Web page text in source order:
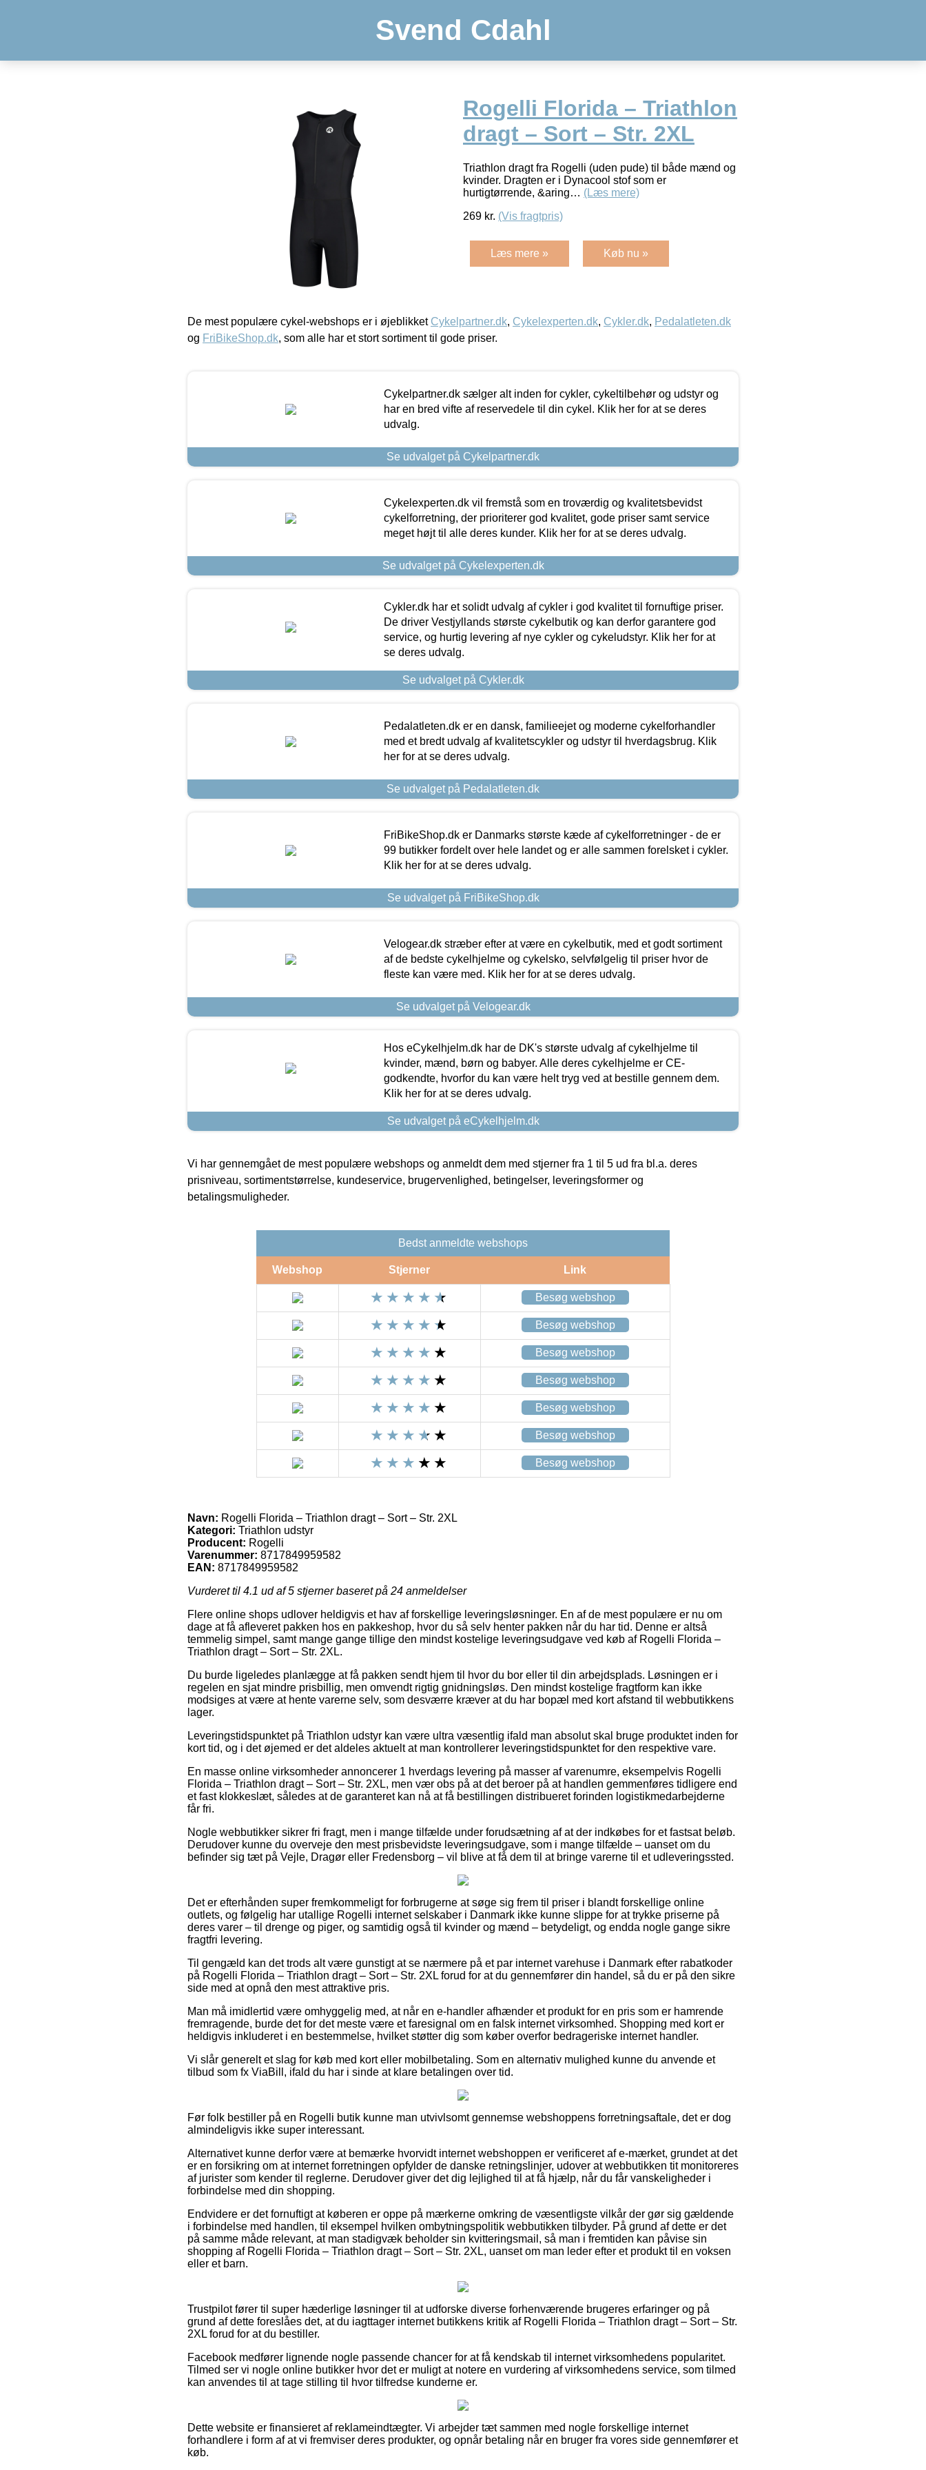
Svend Cdahl
Rogelli Florida – Triathlon
dragt – Sort – Str. 2XL
Triathlon dragt fra Rogelli (uden pude) til både mænd og
kvinder. Dragten er i Dynacool stof som er
hurtigtørrende, &aring… (Læs mere)
269 kr. (Vis fragtpris)
Læs mere » Køb nu »
De mest populære cykel-webshops er i øjeblikket Cykelpartner.dk, Cykelexperten.dk, Cykler.dk, Pedalatleten.dk
og FriBikeShop.dk, som alle har et stort sortiment til gode priser.
Cykelpartner.dk sælger alt inden for cykler, cykeltilbehør og udstyr og
har en bred vifte af reservedele til din cykel. Klik her for at se deres
udvalg.
Se udvalget på Cykelpartner.dk
Cykelexperten.dk vil fremstå som en troværdig og kvalitetsbevidst
cykelforretning, der prioriterer god kvalitet, gode priser samt service
meget højt til alle deres kunder. Klik her for at se deres udvalg.
Se udvalget på Cykelexperten.dk
Cykler.dk har et solidt udvalg af cykler i god kvalitet til fornuftige priser.
De driver Vestjyllands største cykelbutik og kan derfor garantere god
service, og hurtig levering af nye cykler og cykeludstyr. Klik her for at
se deres udvalg.
Se udvalget på Cykler.dk
Pedalatleten.dk er en dansk, familieejet og moderne cykelforhandler
med et bredt udvalg af kvalitetscykler og udstyr til hverdagsbrug. Klik
her for at se deres udvalg.
Se udvalget på Pedalatleten.dk
FriBikeShop.dk er Danmarks største kæde af cykelforretninger - de er
99 butikker fordelt over hele landet og er alle sammen forelsket i cykler.
Klik her for at se deres udvalg.
Se udvalget på FriBikeShop.dk
Velogear.dk stræber efter at være en cykelbutik, med et godt sortiment
af de bedste cykelhjelme og cykelsko, selvfølgelig til priser hvor de
fleste kan være med. Klik her for at se deres udvalg.
Se udvalget på Velogear.dk
Hos eCykelhjelm.dk har de DK's største udvalg af cykelhjelme til
kvinder, mænd, børn og babyer. Alle deres cykelhjelme er CE-
godkendte, hvorfor du kan være helt tryg ved at bestille gennem dem.
Klik her for at se deres udvalg.
Se udvalget på eCykelhjelm.dk
Vi har gennemgået de mest populære webshops og anmeldt dem med stjerner fra 1 til 5 ud fra bl.a. deres
prisniveau, sortimentstørrelse, kundeservice, brugervenlighed, betingelser, leveringsformer og
betalingsmuligheder.
Bedst anmeldte webshops
Webshop Stjerner Link
Besøg webshop
Besøg webshop
Besøg webshop
Besøg webshop
Besøg webshop
Besøg webshop
Besøg webshop
Navn: Rogelli Florida – Triathlon dragt – Sort – Str. 2XL
Kategori: Triathlon udstyr
Producent: Rogelli
Varenummer: 8717849959582
EAN: 8717849959582
Vurderet til 4.1 ud af 5 stjerner baseret på 24 anmeldelser
Flere online shops udlover heldigvis et hav af forskellige leveringsløsninger. En af de mest populære er nu om
dage at få afleveret pakken hos en pakkeshop, hvor du så selv henter pakken når du har tid. Denne er altså
temmelig simpel, samt mange gange tillige den mindst kostelige leveringsudgave ved køb af Rogelli Florida –
Triathlon dragt – Sort – Str. 2XL.
Du burde ligeledes planlægge at få pakken sendt hjem til hvor du bor eller til din arbejdsplads. Løsningen er i
regelen en sjat mindre prisbillig, men omvendt rigtig gnidningsløs. Den mindst kostelige fragtform kan ikke
modsiges at være at hente varerne selv, som desværre kræver at du har bopæl med kort afstand til webbutikkens
lager.
Leveringstidspunktet på Triathlon udstyr kan være ultra væsentlig ifald man absolut skal bruge produktet inden for
kort tid, og i det øjemed er det aldeles aktuelt at man kontrollerer leveringstidspunktet for den respektive vare.
En masse online virksomheder annoncerer 1 hverdags levering på masser af varenumre, eksempelvis Rogelli
Florida – Triathlon dragt – Sort – Str. 2XL, men vær obs på at det beroer på at handlen gemmenføres tidligere end
et fast klokkeslæt, således at de garanteret kan nå at få bestillingen distribueret forinden logistikmedarbejderne
får fri.
Nogle webbutikker sikrer fri fragt, men i mange tilfælde under forudsætning af at der indkøbes for et fastsat beløb.
Derudover kunne du overveje den mest prisbevidste leveringsudgave, som i mange tilfælde – uanset om du
befinder sig tæt på Vejle, Dragør eller Fredensborg – vil blive at få dem til at bringe varerne til et udleveringssted.
Det er efterhånden super fremkommeligt for forbrugerne at søge sig frem til priser i blandt forskellige online
outlets, og følgelig har utallige Rogelli internet selskaber i Danmark ikke kunne slippe for at trykke priserne på
deres varer – til drenge og piger, og samtidig også til kvinder og mænd – betydeligt, og endda nogle gange sikre
fragtfri levering.
Til gengæld kan det trods alt være gunstigt at se nærmere på et par internet varehuse i Danmark efter rabatkoder
på Rogelli Florida – Triathlon dragt – Sort – Str. 2XL forud for at du gennemfører din handel, så du er på den sikre
side med at opnå den mest attraktive pris.
Man må imidlertid være omhyggelig med, at når en e-handler afhænder et produkt for en pris som er hamrende
fremragende, burde det for det meste være et faresignal om en falsk internet virksomhed. Shopping med kort er
heldigvis inkluderet i en bestemmelse, hvilket støtter dig som køber overfor bedrageriske internet handler.
Vi slår generelt et slag for køb med kort eller mobilbetaling. Som en alternativ mulighed kunne du anvende et
tilbud som fx ViaBill, ifald du har i sinde at klare betalingen over tid.
Før folk bestiller på en Rogelli butik kunne man utvivlsomt gennemse webshoppens forretningsaftale, det er dog
almindeligvis ikke super interessant.
Alternativet kunne derfor være at bemærke hvorvidt internet webshoppen er verificeret af e-mærket, grundet at det
er en forsikring om at internet forretningen opfylder de danske retningslinjer, udover at webbutikken tit monitoreres
af jurister som kender til reglerne. Derudover giver det dig lejlighed til at få hjælp, når du får vanskeligheder i
forbindelse med din shopping.
Endvidere er det fornuftigt at køberen er oppe på mærkerne omkring de væsentligste vilkår der gør sig gældende
i forbindelse med handlen, til eksempel hvilken ombytningspolitik webbutikken tilbyder. På grund af dette er det
på samme måde relevant, at man stadigvæk beholder sin kvitteringsmail, så man i fremtiden kan påvise sin
shopping af Rogelli Florida – Triathlon dragt – Sort – Str. 2XL, uanset om man leder efter et produkt til en voksen
eller et barn.
Trustpilot fører til super hæderlige løsninger til at udforske diverse forhenværende brugeres erfaringer og på
grund af dette foreslåes det, at du iagttager internet butikkens kritik af Rogelli Florida – Triathlon dragt – Sort – Str.
2XL forud for at du bestiller.
Facebook medfører lignende nogle passende chancer for at få kendskab til internet virksomhedens popularitet.
Tilmed ser vi nogle online butikker hvor det er muligt at notere en vurdering af virksomhedens service, som tilmed
kan anvendes til at tage stilling til hvor tilfredse kunderne er.
Dette website er finansieret af reklameindtægter. Vi arbejder tæt sammen med nogle forskellige internet
forhandlere i form af at vi fremviser deres produkter, og opnår betaling når en bruger fra vores side gennemfører et
køb.